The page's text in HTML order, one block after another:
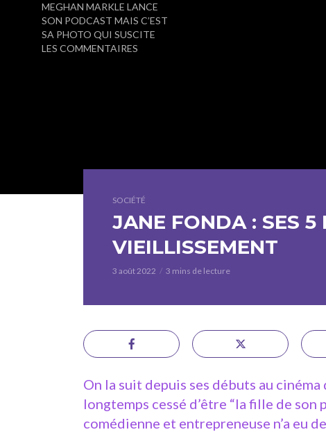
MEGHAN MARKLE LANCE
SON PODCAST MAIS C’EST
SA PHOTO QUI SUSCITE
LES COMMENTAIRES
SOCIÉTÉ
JANE FONDA : SES 5
VIEILLISSEMENT
3 août 2022 3 mins de lecture
On la suit depuis ses débuts au cinéma
longtemps cessé d’être “la fille de
comédienne et entrepreneuse n’a eu